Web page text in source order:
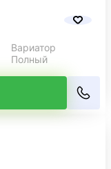
Вариатор
Полный